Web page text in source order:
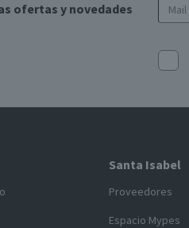
ofertas y novedades
Santa Isabel
Proveedores
Espacio Mypes